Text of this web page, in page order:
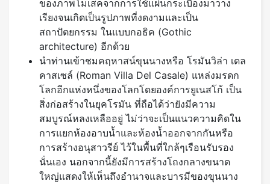
ของภาพโมเสคจากการใช้แผ่นกระเบื้องมาวาง
เรียงจนเกิดเป็นรูปภาพที่งดงามและเป็น
สถาปัตยกรรม ในแบบกอธิค (Gothic
architecture) อีกด้วย
นำท่านเข้าชมคฤหาสน์ขุนนางหรือ โรมันวิล่า เดล
คาสเซล์ (Roman Villa Del Casale) แหล่งมรดก
โลกอีกแห่งหนึ่งของโลกโดยองค์การยูเนสโก้ เป็น
สิ่งก่อสร้างในยุคโรมัน ที่ถือได้ว่ายังมีความ
สมบูรณ์หลงเหลืออยู่ ไม่ว่าจะเป็นแนวความคิดใน
การแยกห้องอาบน้ำและห้องน้ำออกจากกันหรือ
การสร้างอนุสาวรีย์ ไว้ในพื้นที่ใกล้ๆเรือนรับรอง
นั่นเอง นอกจากนี้ยังมีการสร้างโถงกลางขนาด
ใหญ่แสดงให้เห็นถึงอำนาจและบารมีของขุนนาง